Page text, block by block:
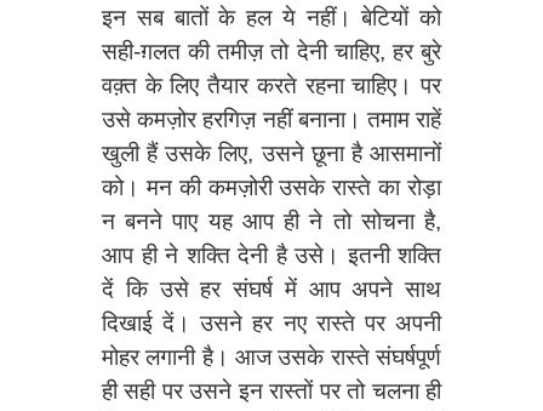
इन सब बातों के हल ये नहीं। बेटियों को
सही-ग़लत की तमीज़ तो देनी चाहिए, हर बुरे
वक्‍़त के लिए तैयार करते रहना चाहिए। पर
उसे कमज़ोर हरगिज़ नहीं बनाना। तमाम राहें
खुली हैं उसके लिए, उसने छूना है आसमानों
को। मन की कमज़ोरी उसके रास्ते का रोड़ा
न बनने पाए यह आप ही ने तो सोचना है,
आप ही ने शक्ति देनी है उसे। इतनी शक्ति
दें कि उसे हर संघर्ष में आप अपने साथ
दिखाई दें। उसने हर नए रास्ते पर अपनी
मोहर लगानी है। आज उसके रास्ते संघर्षपूर्ण
ही सही पर उसने इन रास्तों पर तो चलना ही